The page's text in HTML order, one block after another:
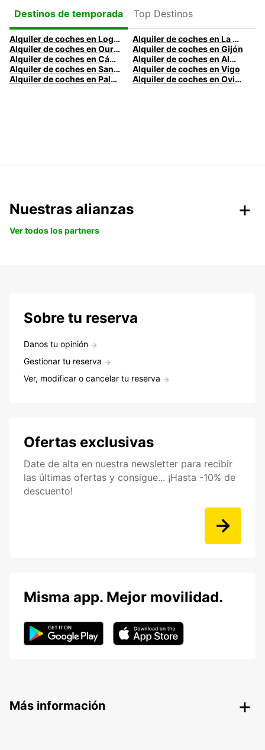
Destinos de temporada
Top Destinos
Alquiler de coches en Logroño
Alquiler de coches en La Coruña
Alquiler de coches en Ourense
Alquiler de coches en Gijón
Alquiler de coches en Cádiz
Alquiler de coches en Almería
Alquiler de coches en Santander
Alquiler de coches en Vigo
Alquiler de coches en Palma
Alquiler de coches en Oviedo
Nuestras alianzas
Ver todos los partners
Sobre tu reserva
Danos tu opinión
Gestionar tu reserva
Ver, modificar o cancelar tu reserva
Ofertas exclusivas
Date de alta en nuestra newsletter para recibir
las últimas ofertas y consigue... ¡Hasta -10% de
descuento!
Misma app. Mejor movilidad.
Más información